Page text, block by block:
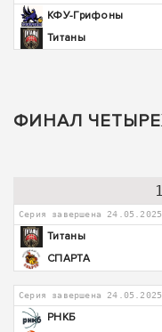
КФУ-Грифоны
Титаны
ФИНАЛ
Серия завершена 24.05.2025
Титаны
СПАРТА
Серия завершена 24.05.2025
РНКБ